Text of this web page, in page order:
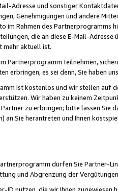
Adresse und sonstiger
Genehmigungen und andere
im Rahmen des Partnerprogramms
die an diese E-Mail-
mehr aktuell ist.
Partnerprogramm teilnehmen,
erbringen, es sei denn, Sie haben
ist kostenlos und wir stellen auf
Wir haben zu keinem
zu erbringen; bitte lassen Sie
an Sie herantreten und Ihnen
dürfen Sie Partner-
und Abgrenzung der
ID nutzen, die wir Ihnen zugewiesen